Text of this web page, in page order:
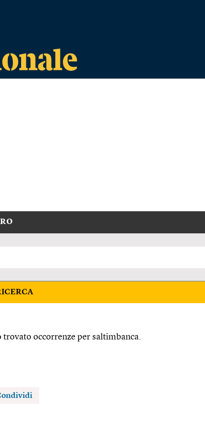
trovato occorrenze per saltimbanca.